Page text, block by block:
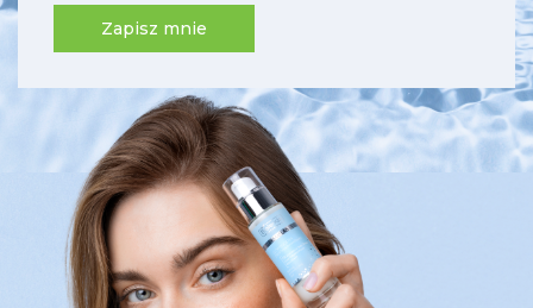
Zapisz mnie